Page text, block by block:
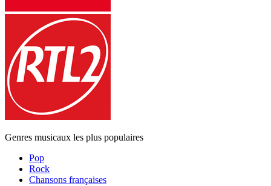
Genres musicaux les plus populaires
Pop
Rock
Chansons françaises